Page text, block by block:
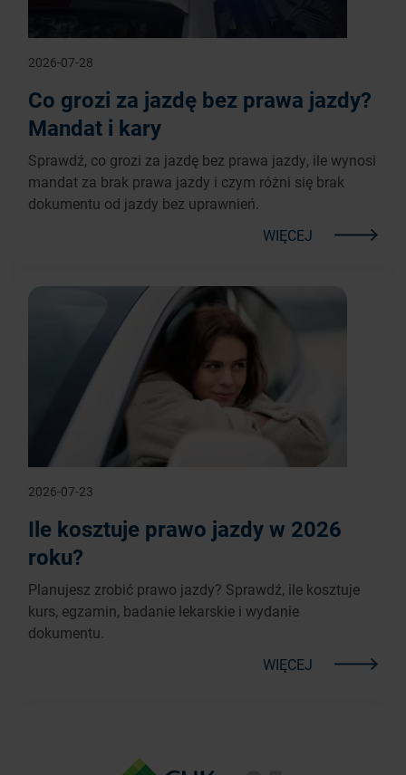
2026-07-28
Co grozi za jazdę bez prawa jazdy?
Mandat i kary
Sprawdź, co grozi za jazdę bez prawa jazdy, ile wynosi
mandat za brak prawa jazdy i czym różni się brak
dokumentu od jazdy bez uprawnień.
WIĘCEJ
2026-07-23
Ile kosztuje prawo jazdy w 2026
roku?
Planujesz zrobić prawo jazdy? Sprawdź, ile kosztuje
kurs, egzamin, badanie lekarskie i wydanie
dokumentu.
WIĘCEJ